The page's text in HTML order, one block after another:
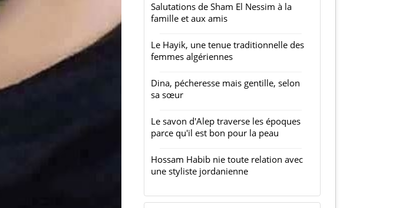
Salutations de Sham El Nessim à la
famille et aux amis
Le Hayik, une tenue traditionnelle des
femmes algériennes
Dina, pécheresse mais gentille, selon
sa sœur
Le savon d'Alep traverse les époques
parce qu'il est bon pour la peau
Hossam Habib nie toute relation avec
une styliste jordanienne